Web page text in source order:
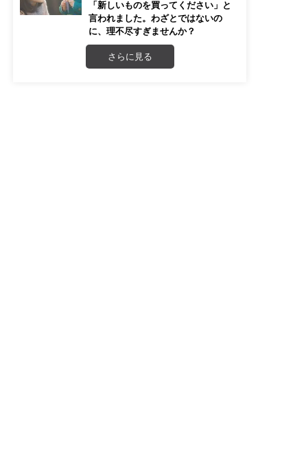
「新しいものを買ってください」と
言われました。わざとではないの
に、理不尽すぎませんか？
さらに見る